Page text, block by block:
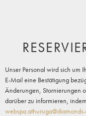
Unser Personal wird sich um
E-Mail eine Bestätigung
Änderungen, Stornierungen
darüber zu informieren,